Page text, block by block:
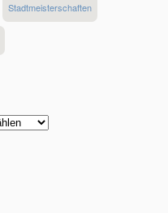
Stadtmeisterschaften